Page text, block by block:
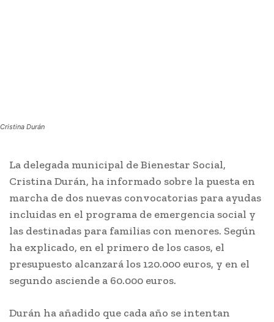
Cristina Durán
La delegada municipal de Bienestar Social,
Cristina Durán, ha informado sobre la puesta en
marcha de dos nuevas convocatorias para ayudas
incluidas en el programa de emergencia social y
las destinadas para familias con menores. Según
ha explicado, en el primero de los casos, el
presupuesto alcanzará los 120.000 euros, y en el
segundo asciende a 60.000 euros.
Durán ha añadido que cada año se intentan